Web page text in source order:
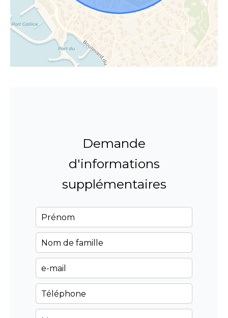
Demande
d'informations
supplémentaires